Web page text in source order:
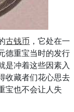
古钱币 ，它处在一
德重宝当时的发行
是冲着这些因素入
收藏者们花心思去
宝也不会让人失